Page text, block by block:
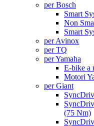
per Bosch
Smart
Non
Smart
per Avinox
per TQ
per Yamaha
E-bike a
Motori
per Giant
(75 Nm)